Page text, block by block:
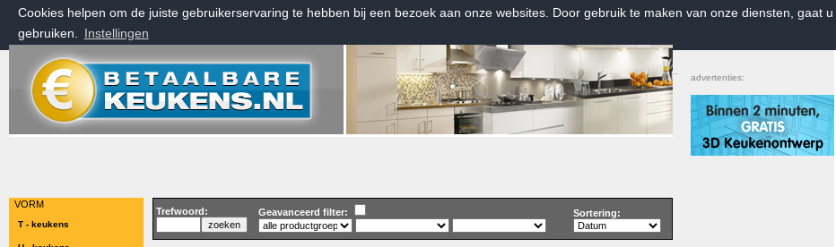
Cookies helpen om de juiste gebruikerservaring te hebben bij een bezoek aan onze websites. Door gebruik te maken van onze diensten, gaat
gebruiken.
Instellingen
zaterdag 8 augustus 2026, 16:26 uur
Welkom bij Betaalbarekeukens.nl
Favorieten
advertenties:
VORM
T - keukens
Trefwoord: Geavanceerd filter: Sortering: